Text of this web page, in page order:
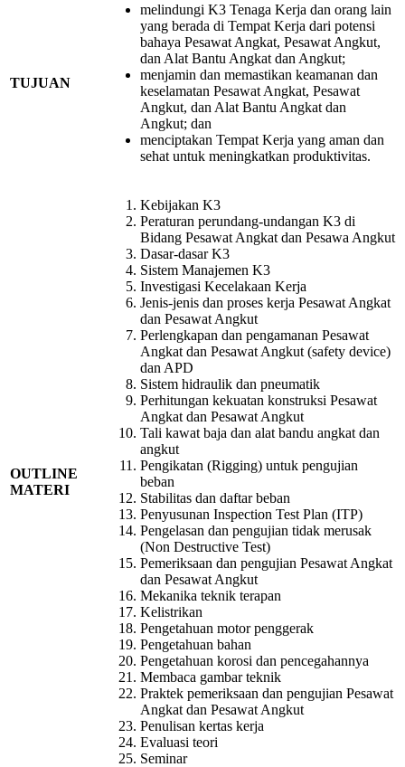
TUJUAN
melindungi K3 Tenaga Kerja dan orang lain
yang berada di Tempat Kerja dari potensi
bahaya Pesawat Angkat, Pesawat Angkut,
dan Alat Bantu Angkat dan Angkut;
menjamin dan memastikan keamanan dan
keselamatan Pesawat Angkat, Pesawat
Angkut, dan Alat Bantu Angkat dan
Angkut; dan
menciptakan Tempat Kerja yang aman dan
sehat untuk meningkatkan produktivitas.
OUTLINE
MATERI
Kebijakan K3
Peraturan perundang-undangan K3 di
Bidang Pesawat Angkat dan Pesawa Angkut
Dasar-dasar K3
Sistem Manajemen K3
Investigasi Kecelakaan Kerja
Jenis-jenis dan proses kerja Pesawat Angkat
dan Pesawat Angkut
Perlengkapan dan pengamanan Pesawat
Angkat dan Pesawat Angkut (safety device)
dan APD
Sistem hidraulik dan pneumatik
Perhitungan kekuatan konstruksi Pesawat
Angkat dan Pesawat Angkut
Tali kawat baja dan alat bandu angkat dan
angkut
Pengikatan (Rigging) untuk pengujian
beban
Stabilitas dan daftar beban
Penyusunan Inspection Test Plan (ITP)
Pengelasan dan pengujian tidak merusak
(Non Destructive Test)
Pemeriksaan dan pengujian Pesawat Angkat
dan Pesawat Angkut
Mekanika teknik terapan
Kelistrikan
Pengetahuan motor penggerak
Pengetahuan bahan
Pengetahuan korosi dan pencegahannya
Membaca gambar teknik
Praktek pemeriksaan dan pengujian Pesawat
Angkat dan Pesawat Angkut
Penulisan kertas kerja
Evaluasi teori
Seminar